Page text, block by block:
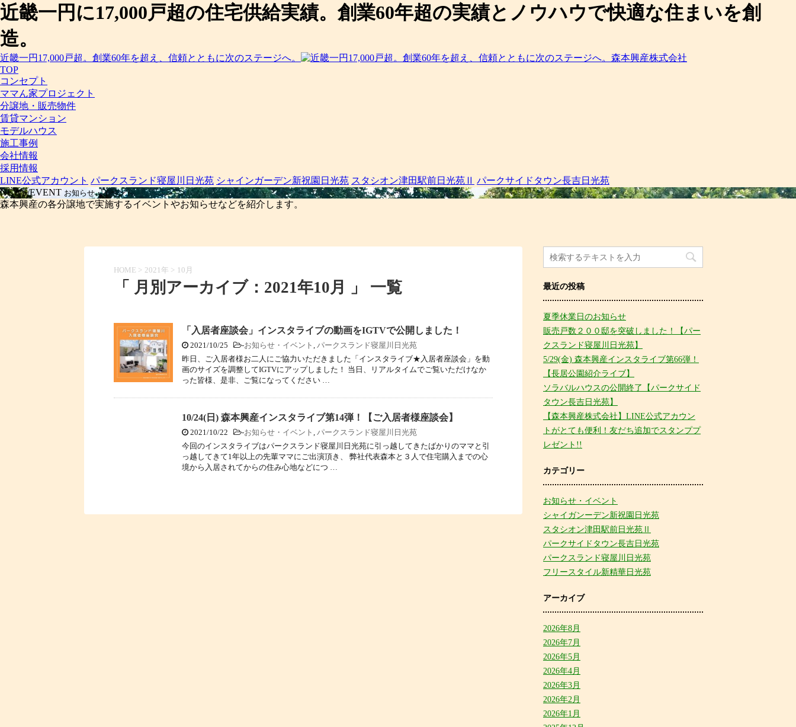
近畿一円に17,000戸超の住宅供給実績。創業60年超の実績とノウハウで快適な住まいを創
造。
近畿一円17,000戸超。創業60年を超え、信頼とともに次のステージへ。
TOP
コンセプト
ママん家プロジェクト
分譲地・販売物件
賃貸マンション
モデルハウス
施工事例
会社情報
採用情報
LINE公式アカウント パークスランド寝屋川日光苑 シャインガーデン新祝園日光苑 スタシオン津田駅前日光苑Ⅱ パークサイドタウン長吉日光苑
NEWS/EVENT お知らせ・イベント
森本興産の各分譲地で実施するイベントやお知らせなどを紹介します。
HOME > 2021年 > 10月
「 月別アーカイブ：2021年10月 」 一覧
「入居者座談会」インスタライブの動画をIGTVで公開しました！
2021/10/25 -お知らせ・イベント , パークスランド寝屋川日光苑
昨日、ご入居者様お二人にご協力いただきました「インスタライブ★入居者座談会」を動
画のサイズを調整してIGTVにアップしました！ 当日、リアルタイムでご覧いただけなか
った皆様、是非、ご覧になってください …
10/24(日) 森本興産インスタライブ第14弾！【ご入居者様座談会】
2021/10/22 -お知らせ・イベント , パークスランド寝屋川日光苑
今回のインスタライブはパークスランド寝屋川日光苑に引っ越してきたばかりのママと引
っ越してきて1年以上の先輩ママにご出演頂き、 弊社代表森本と３人で住宅購入までの心
境から入居されてからの住み心地などにつ …
最近の投稿
夏季休業日のお知らせ
販売戸数２００邸を突破しました！【パー
クスランド寝屋川日光苑】
5/29(金) 森本興産インスタライブ第66弾！
【長居公園紹介ライブ】
ソラバルハウスの公開終了【パークサイド
タウン長吉日光苑】
【森本興産株式会社】LINE公式アカウン
トがとても便利！友だち追加でスタンププ
レゼント!!
カテゴリー
お知らせ・イベント
シャイガンーデン新祝園日光苑
スタシオン津田駅前日光苑Ⅱ
パークサイドタウン長吉日光苑
パークスランド寝屋川日光苑
フリースタイル新精華日光苑
アーカイブ
2026年8月
2026年7月
2026年5月
2026年4月
2026年3月
2026年2月
2026年1月